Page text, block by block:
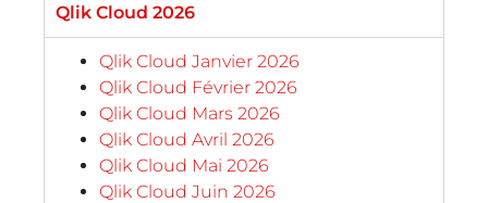
Qlik Cloud 2026
Qlik Cloud Janvier 2026
Qlik Cloud Février 2026
Qlik Cloud Mars 2026
Qlik Cloud Avril 2026
Qlik Cloud Mai 2026
Qlik Cloud Juin 2026